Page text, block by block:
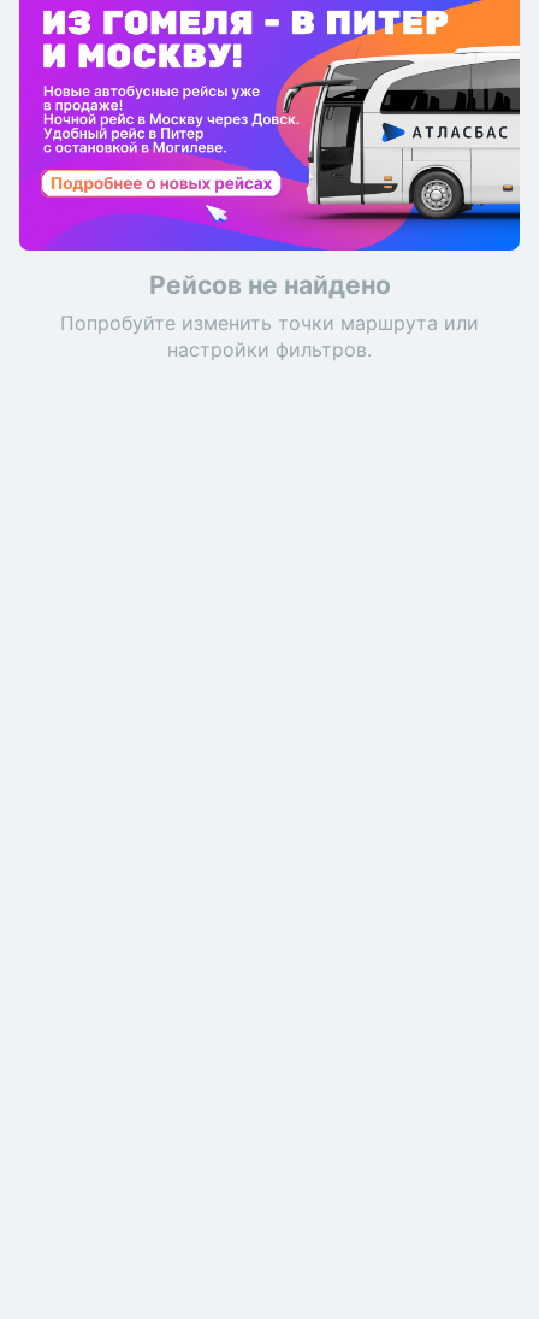
Рейсов не найдено
Попробуйте изменить точки маршрута или
настройки фильтров.